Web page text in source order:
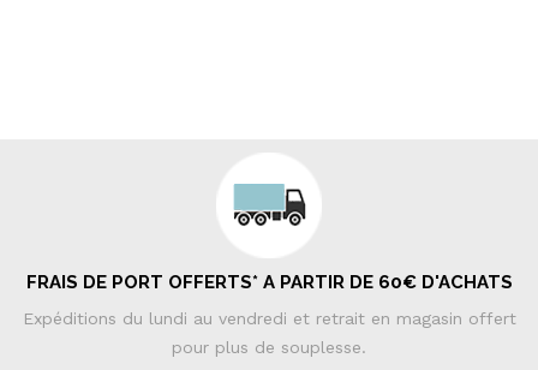
FRAIS DE PORT OFFERTS* A PARTIR DE 60€ D'ACHATS
Expéditions du lundi au vendredi et retrait en magasin offert
pour plus de souplesse.